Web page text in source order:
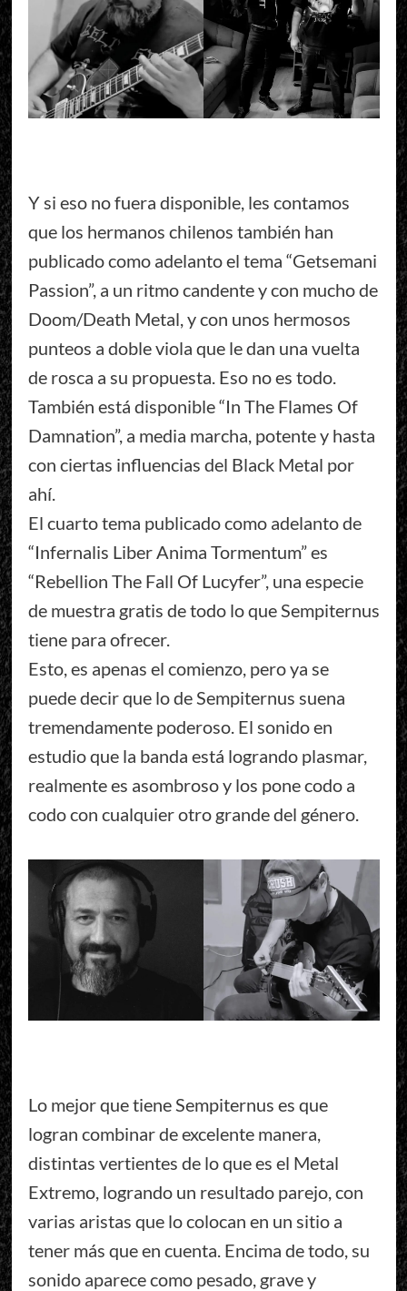
Y si eso no fuera disponible, les contamos
que los hermanos chilenos también han
publicado como adelanto el tema “Getsemani
Passion”, a un ritmo candente y con mucho de
Doom/Death Metal, y con unos hermosos
punteos a doble viola que le dan una vuelta
de rosca a su propuesta. Eso no es todo.
También está disponible “In The Flames Of
Damnation”, a media marcha, potente y hasta
con ciertas influencias del Black Metal por
ahí.
El cuarto tema publicado como adelanto de
“Infernalis Liber Anima Tormentum” es
“Rebellion The Fall Of Lucyfer”, una especie
de muestra gratis de todo lo que Sempiternus
tiene para ofrecer.
Esto, es apenas el comienzo, pero ya se
puede decir que lo de Sempiternus suena
tremendamente poderoso. El sonido en
estudio que la banda está logrando plasmar,
realmente es asombroso y los pone codo a
codo con cualquier otro grande del género.
Lo mejor que tiene Sempiternus es que
logran combinar de excelente manera,
distintas vertientes de lo que es el Metal
Extremo, logrando un resultado parejo, con
varias aristas que lo colocan en un sitio a
tener más que en cuenta. Encima de todo, su
sonido aparece como pesado, grave y